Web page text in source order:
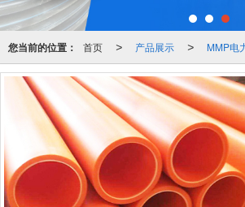
您当前的位置： 首页 > 产品展示 > MMP电